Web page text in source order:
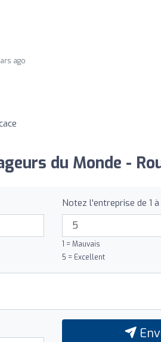
ago
du Monde -
Notez l'entreprise de 1
1 = Mauvais
5 = Excellent